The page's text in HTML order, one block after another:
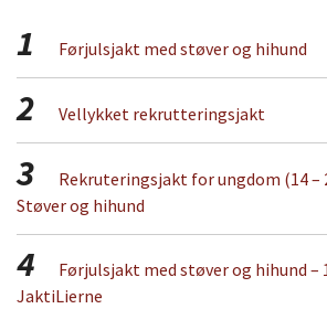
1 Førjulsjakt med støver og hihund
2 Vellykket rekrutteringsjakt
3
Rekruteringsjakt for ungdom (14 –
Støver og hihund
4
Førjulsjakt med støver og hihund –
JaktiLierne